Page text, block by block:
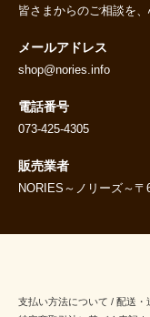
皆さまからのご相談を
メールアドレス
shop@nories.info
電話番号
073-425-4305
販売業者
NORIES～ノリーズ～〒
支払い方法について / 配送・